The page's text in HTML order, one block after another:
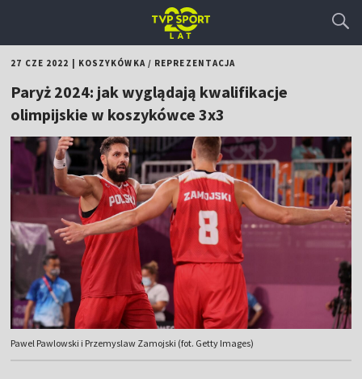
27 CZE 2022 KOSZYKÓWKA/ REPREZENTACJA
Paryż 2024: jak wyglądają kwalifikacje
olimpijskie w koszykówce 3x3
Pawel Pawlowski i Przemyslaw Zamojski (fot. Getty Images)